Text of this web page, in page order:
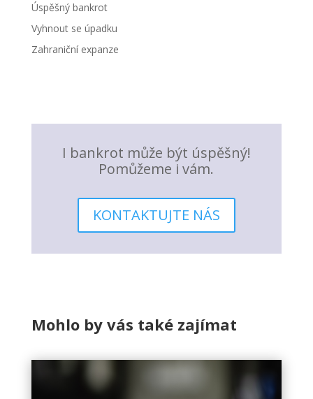
Úspěšný bankrot
Vyhnout se úpadku
Zahraniční expanze
I bankrot může být úspěšný!
Pomůžeme i vám.
KONTAKTUJTE NÁS
Mohlo by vás také zajímat